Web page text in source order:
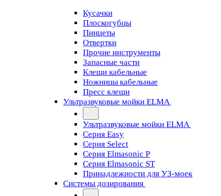
Кусачки
Плоскогубцы
Пинцеты
Отвертки
Прочие инструменты
Запасные части
Клещи кабельные
Ножницы кабельные
Пресс клещи
Ультразвуковые мойки ELMA
Ультразвуковые мойки ELMA
Серия Easy
Серия Select
Серия Elmasonic P
Серия Elmasonic ST
Принадлежности для УЗ-моек
Системы дозирования